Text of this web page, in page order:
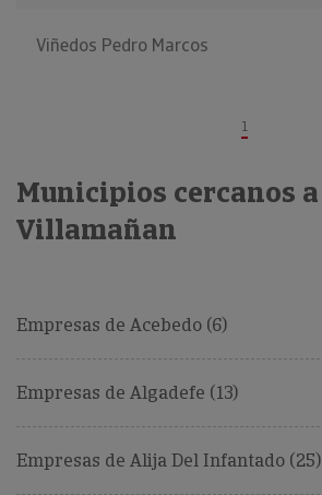
Viñedos Pedro Marcos
1
Municipios cercanos a
Villamañan
Empresas de Acebedo (6)
Empresas de Algadefe (13)
Empresas de Alija Del Infantado (25)